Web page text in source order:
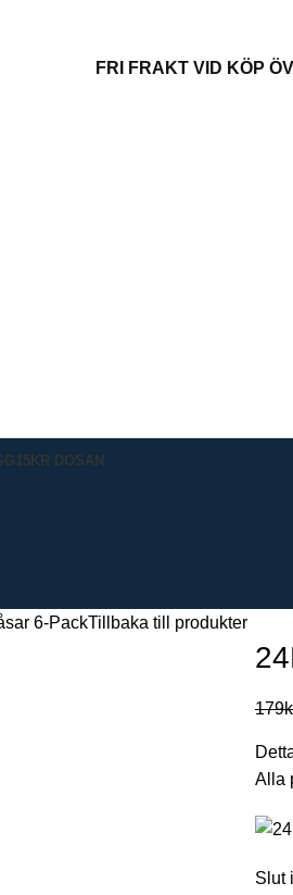
FRI FRAKT VID KÖP
15KR DOSAN
6-PackTillbaka till produkter
179
Alla
Slut